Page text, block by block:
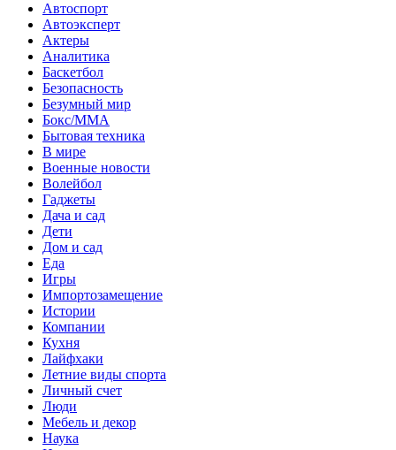
Автоспорт
Автоэксперт
Актеры
Аналитика
Баскетбол
Безопасность
Безумный мир
Бокс/MMA
Бытовая техника
В мире
Военные новости
Волейбол
Гаджеты
Дача и сад
Дети
Дом и сад
Еда
Игры
Импортозамещение
Истории
Компании
Кухня
Лайфхаки
Летние виды спорта
Личный счет
Люди
Мебель и декор
Наука